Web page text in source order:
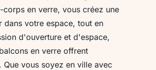
en verre, vous créez une
dans votre espace, tout en
d'ouverture et d'espace,
en verre offrent
Que vous soyez en ville avec